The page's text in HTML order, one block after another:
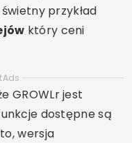
przykład
który ceni
GROWLr jest
dostępne są
wersja